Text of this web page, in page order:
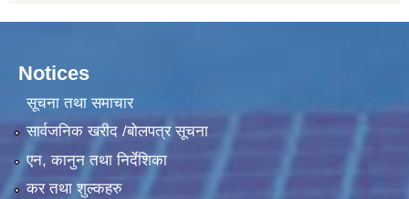
Notices
सूचना तथा समाचार
सार्वजनिक खरीद /बोलपत्र सूचना
एन, कानुन तथा निर्देशिका
कर तथा शुल्कहरु